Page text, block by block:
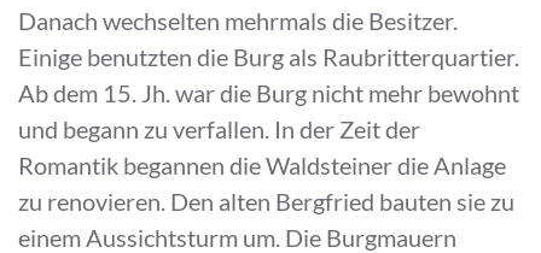
Danach wechselten mehrmals die Besitzer.
Einige benutzten die Burg als Raubritterquartier.
Ab dem 15. Jh. war die Burg nicht mehr bewohnt
und begann zu verfallen. In der Zeit der
Romantik begannen die Waldsteiner die Anlage
zu renovieren. Den alten Bergfried bauten sie zu
einem Aussichtsturm um. Die Burgmauern